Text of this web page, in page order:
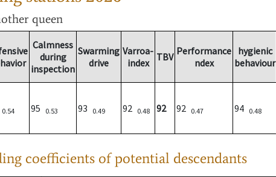
queen
Calmness
during
inspection
Swarming
drive
Varroa-
index
TBV Performance
ndex
hygienic
behaviour
0.54 95 0.53 93 0.49 92 0.48 92 92 0.47 94 0.48
coefficients of potential descendants